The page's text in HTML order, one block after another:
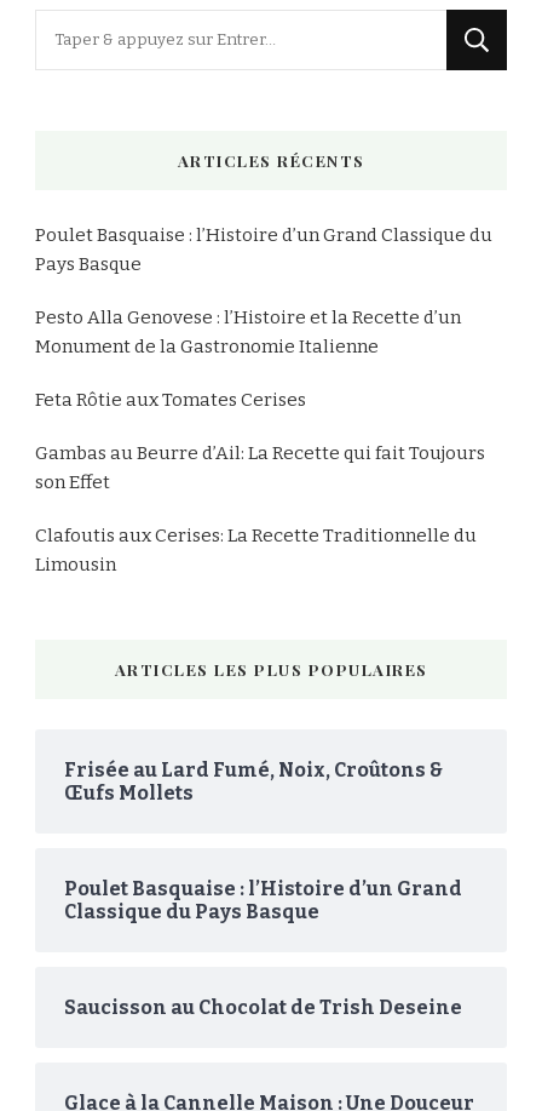
ARTICLES RÉCENTS
Poulet Basquaise : l’Histoire d’un Grand Classique du
Pays Basque
Pesto Alla Genovese : l’Histoire et la Recette d’un
Monument de la Gastronomie Italienne
Feta Rôtie aux Tomates Cerises
Gambas au Beurre d’Ail: La Recette qui fait Toujours
son Effet
Clafoutis aux Cerises: La Recette Traditionnelle du
Limousin
ARTICLES LES PLUS POPULAIRES
Frisée au Lard Fumé, Noix, Croûtons &
Œufs Mollets
Poulet Basquaise : l’Histoire d’un Grand
Classique du Pays Basque
Saucisson au Chocolat de Trish Deseine
Glace à la Cannelle Maison : Une Douceur